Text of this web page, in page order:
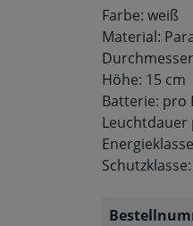
Farbe: weiß
Material:
Höhe: 15 cm
Batterie: pro
Leuchtdauer